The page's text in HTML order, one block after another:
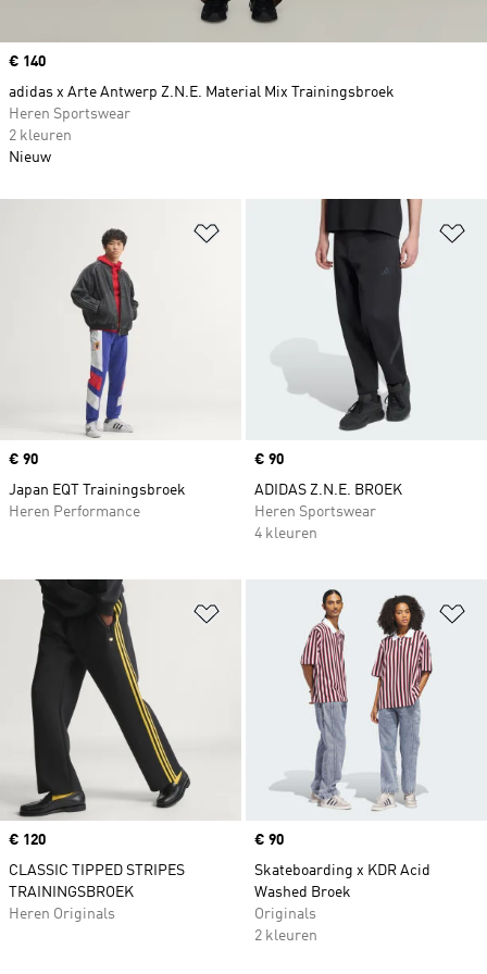
Op verlanglijst zetten
Price
€ 90
Japan EQT Trainingsbroek
Heren Performance
Price
€ 90
ADIDAS Z.N.E. BROEK
Heren Sportswear
4 kleuren
Op verlanglijst zetten
Price
€ 120
CLASSIC TIPPED STRIPES
TRAININGSBROEK
Heren Originals
Price
€ 90
Skateboarding x KDR Acid
Washed Broek
Originals
2 kleuren
Price
€ 140
adidas x Arte Antwerp Z.N.E. Material Mix Trainingsbroek
Heren Sportswear
2 kleuren
Nieuw